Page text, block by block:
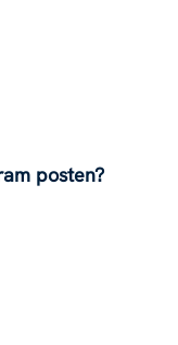
posten?